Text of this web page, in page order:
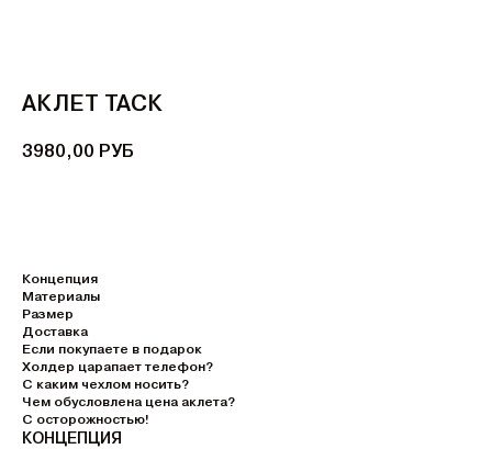
АКЛЕТ ТАСК
3980,00 РУБ
Концепция
Материалы
Размер
Доставка
Если покупаете в подарок
Холдер царапает телефон?
С каким чехлом носить?
Чем обусловлена цена аклета?
С осторожностью!
КОНЦЕПЦИЯ